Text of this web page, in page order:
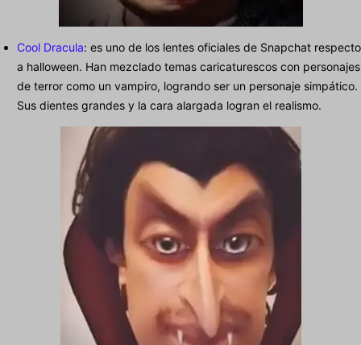
Cool Dracula: es uno de los lentes oficiales de Snapchat respecto
a halloween. Han mezclado temas caricaturescos con personajes
de terror como un vampiro, logrando ser un personaje simpático.
Sus dientes grandes y la cara alargada logran el realismo.